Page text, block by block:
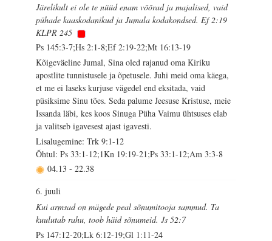
Järelikult ei ole te nüüd enam võõrad ja majalised, vaid
pühade kaaskodanikud ja Jumala kodakondsed. Ef 2:19
KLPR 245
Ps 145:3-7;Hs 2:1-8;Ef 2:19-22;Mt 16:13-19
Kõigeväeline Jumal, Sina oled rajanud oma Kiriku
apostlite tunnistusele ja õpetusele. Juhi meid oma käega,
et me ei laseks kurjuse vägedel end eksitada, vaid
püsiksime Sinu tões. Seda palume Jeesuse Kristuse, meie
Issanda läbi, kes koos Sinuga Püha Vaimu ühtsuses elab
ja valitseb igavesest ajast igavesti.
Lisalugemine: Trk 9:1-12
Õhtul: Ps 33:1-12;1Kn 19:19-21;Ps 33:1-12;Am 3:3-8
04.13 - 22.38
6. juuli
Kui armsad on mägede peal sõnumitooja sammud. Ta
kuulutab rahu, toob häid sõnumeid. Js 52:7
Ps 147:12-20;Lk 6:12-19;Gl 1:11-24